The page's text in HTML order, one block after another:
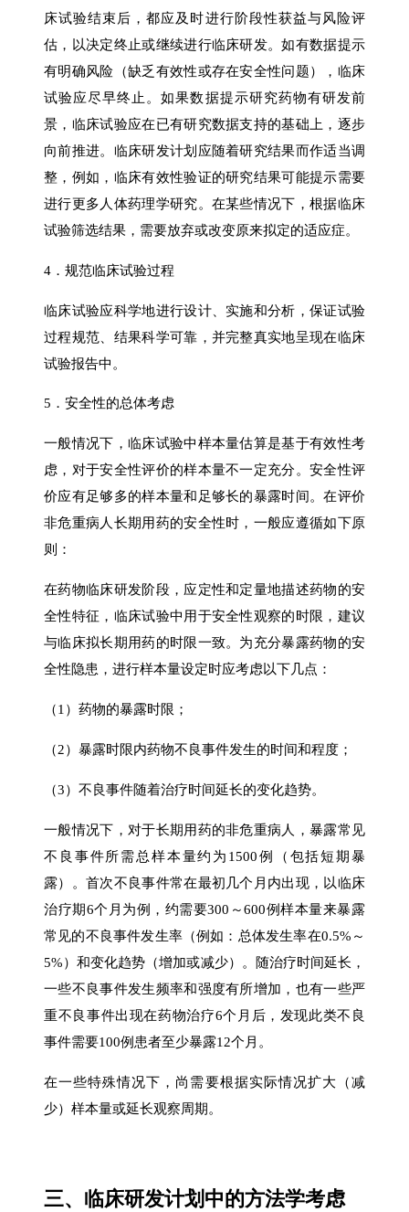
床试验结束后，都应及时进行阶段性获益与风险评
估，以决定终止或继续进行临床研发。如有数据提示
有明确风险（缺乏有效性或存在安全性问题），临床
试验应尽早终止。如果数据提示研究药物有研发前
景，临床试验应在已有研究数据支持的基础上，逐步
向前推进。临床研发计划应随着研究结果而作适当调
整，例如，临床有效性验证的研究结果可能提示需要
进行更多人体药理学研究。在某些情况下，根据临床
试验筛选结果，需要放弃或改变原来拟定的适应症。
4．规范临床试验过程
临床试验应科学地进行设计、实施和分析，保证试验
过程规范、结果科学可靠，并完整真实地呈现在临床
试验报告中。
5．安全性的总体考虑
一般情况下，临床试验中样本量估算是基于有效性考
虑，对于安全性评价的样本量不一定充分。安全性评
价应有足够多的样本量和足够长的暴露时间。在评价
非危重病人长期用药的安全性时，一般应遵循如下原
则：
在药物临床研发阶段，应定性和定量地描述药物的安
全性特征，临床试验中用于安全性观察的时限，建议
与临床拟长期用药的时限一致。为充分暴露药物的安
全性隐患，进行样本量设定时应考虑以下几点：
（1）药物的暴露时限；
（2）暴露时限内药物不良事件发生的时间和程度；
（3）不良事件随着治疗时间延长的变化趋势。
一般情况下，对于长期用药的非危重病人，暴露常见
不良事件所需总样本量约为1500例（包括短期暴
露）。首次不良事件常在最初几个月内出现，以临床
治疗期6个月为例，约需要300～600例样本量来暴露
常见的不良事件发生率（例如：总体发生率在0.5%～
5%）和变化趋势（增加或减少）。随治疗时间延长，
一些不良事件发生频率和强度有所增加，也有一些严
重不良事件出现在药物治疗6个月后，发现此类不良
事件需要100例患者至少暴露12个月。
在一些特殊情况下，尚需要根据实际情况扩大（减
少）样本量或延长观察周期。
三、临床研发计划中的方法学考虑